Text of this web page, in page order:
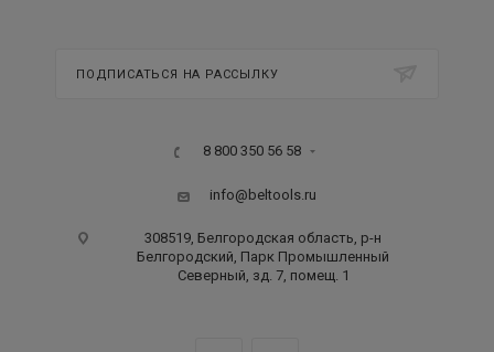
ПОДПИСАТЬСЯ НА РАССЫЛКУ
8 800 350 56 58
info@beltools.ru
308519, Белгородская область, р-н
Белгородский, Парк Промышленный
Северный, зд. 7, помещ. 1